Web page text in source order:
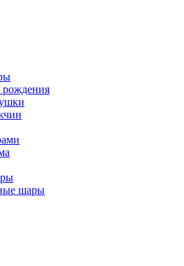
шары